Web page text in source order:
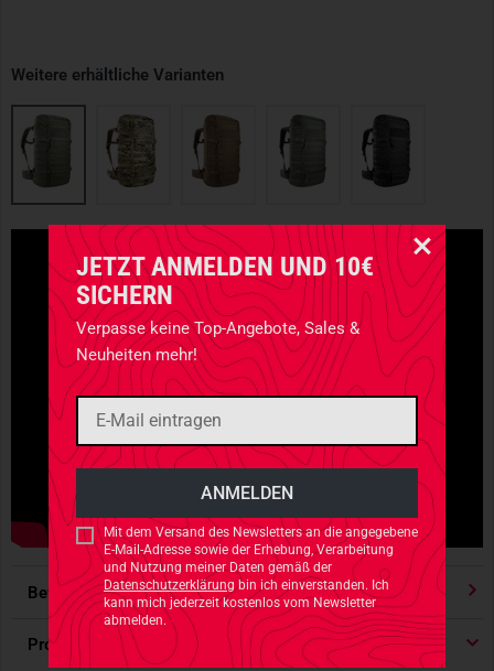
JETZT ANMELDEN UND 10€
SICHERN
Verpasse keine Top-Angebote, Sales &
Neuheiten mehr!
Mit dem Versand des Newsletters an die angegebene
E-Mail-Adresse sowie der Erhebung, Verarbeitung
und Nutzung meiner Daten gemäß der
Datenschutzerklärungbin ich einverstanden. Ich
kann mich jederzeit kostenlos vom Newsletter
abmelden.
Weitere erhältliche Varianten
Bewertungen 4.91/ 5 Sternen
Produktdetails